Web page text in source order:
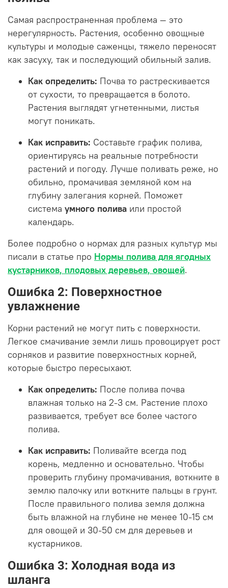
Самая распространенная проблема — это
нерегулярность. Растения, особенно овощные
культуры и молодые саженцы, тяжело переносят
как засуху, так и последующий обильный залив.
Как определить: Почва то растрескивается
от сухости, то превращается в болото.
Растения выглядят угнетенными, листья
могут поникать.
Как исправить: Составьте график полива,
ориентируясь на реальные потребности
растений и погоду. Лучше поливать реже, но
обильно, промачивая земляной ком на
глубину залегания корней. Поможет
система умного полива или простой
календарь.
Более подробно о нормах для разных культур мы
писали в статье про Нормы полива для ягодных
кустарников, плодовых деревьев, овощей.
Ошибка 2: Поверхностное
увлажнение
Корни растений не могут пить с поверхности.
Легкое смачивание земли лишь провоцирует рост
сорняков и развитие поверхностных корней,
которые быстро пересыхают.
Как определить: После полива почва
влажная только на 2-3 см. Растение плохо
развивается, требует все более частого
полива.
Как исправить: Поливайте всегда под
корень, медленно и основательно. Чтобы
проверить глубину промачивания, воткните в
землю палочку или воткните пальцы в грунт.
После правильного полива земля должна
быть влажной на глубине не менее 10-15 см
для овощей и 30-50 см для деревьев и
кустарников.
Ошибка 3: Холодная вода из
шланга